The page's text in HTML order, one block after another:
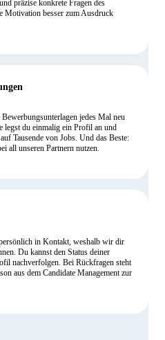
präzise konkrete Fragen des
Motivation besser zum Ausdruck
jedes Mal neu
legst du einmalig ein Profil an und
Tausende von Jobs. Und das Beste:
all unseren Partnern nutzen.
in Kontakt, weshalb wir dir
Du kannst den Status deiner
nachverfolgen. Bei Rückfragen steht
aus dem Candidate Management zur